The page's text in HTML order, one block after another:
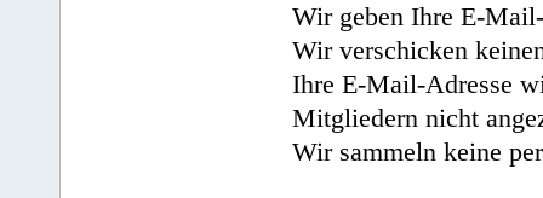
Wir geben Ihre E-
Wir verschicken
Ihre E-Mail-Adresse
Mitgliedern nicht
Wir sammeln keine